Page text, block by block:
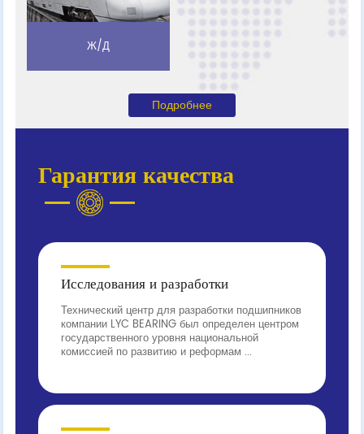
Ж/Д
Подробнее
Гарантия качества
Исследования и разработки
Технический центр для разработки подшипников
компании LYC BEARING был определен центром
государственного уровня национальной
комиссией по развитию и реформам ...